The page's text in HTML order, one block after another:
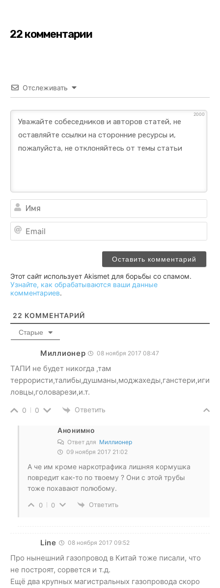
22 комментарии
Отслеживать
2000
Этот сайт использует Akismet для борьбы со спамом.
Узнайте, как обрабатываются ваши данные
комментариев.
22 КОММЕНТАРИЙ
Старые
Миллионер 08 ноября 2017 08:47
ТАПИ не будет никогда ,там
террористи,талибы,душманы,моджахеды,ганстери,иги
ловцы,головарези,и.т.
0 0 Ответить
Анонимно
Ответ для Миллионер
09 ноября 2017 21:02
А че им кроме наркотрафика лишняя кормушка
повредит как-то по твоему ? Они с этой трубы
тоже похавают полюбому.
0 0 Ответить
Line 08 ноября 2017 09:52
Про нынешний газопровод в Китай тоже писали, что
не построят, сорвется и т.д.
Ещё два крупных магистральных газопровода скоро